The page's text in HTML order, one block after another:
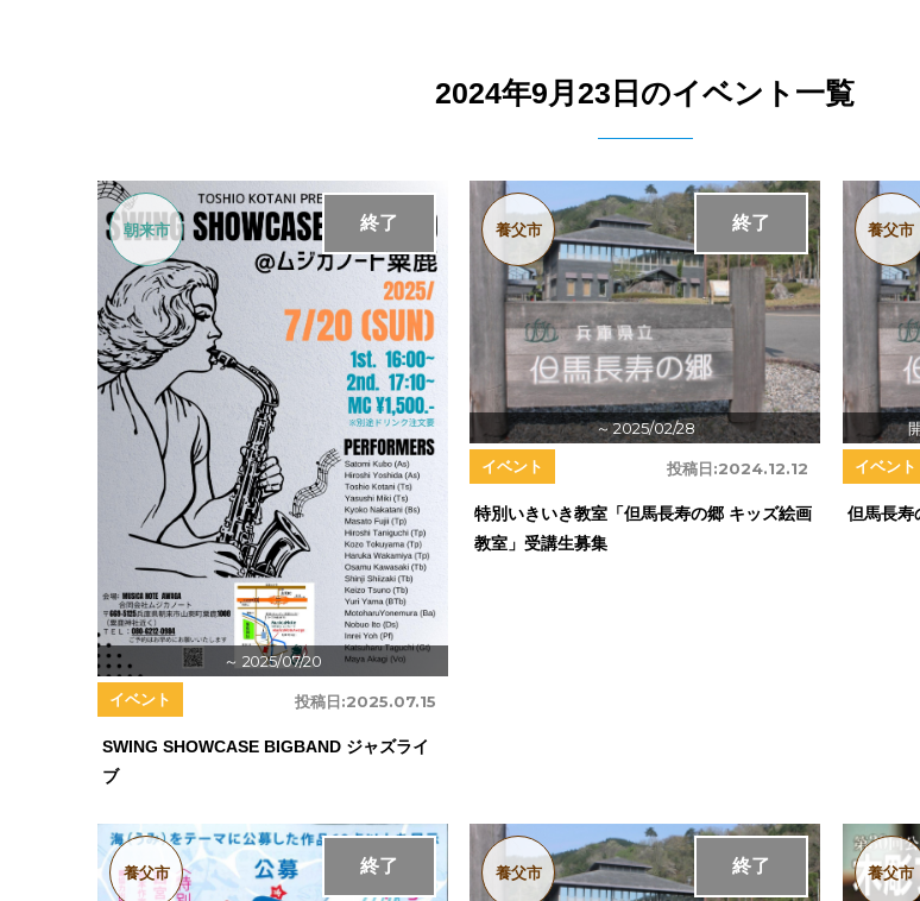
2024年9月23日のイベント一覧
～ 2025/07/20
終了
朝来市
投稿日:2025.07.15
イベント
SWING SHOWCASE BIGBAND ジャズライ
ブ
～ 2025/02/28
終了
養父市
投稿日:2024.12.12
イベント
特別いきいき教室「但馬長寿の郷 キッズ絵画
教室」受講生募集
養父市
イベント
但馬長寿
終了
養父市 終了
養父市 養父市